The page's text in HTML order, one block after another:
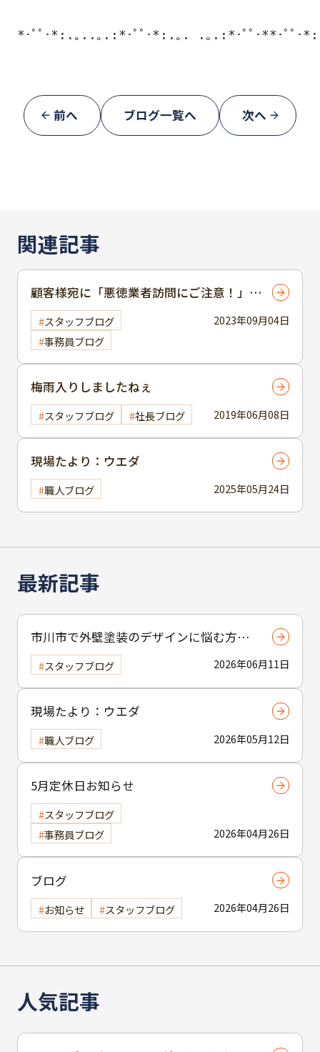
*･ﾟﾟ･*:.｡..｡.:*･ﾟﾟ･*:.｡. .｡.:*･ﾟﾟ･**･ﾟﾟ･
前へ ブログ一覧へ 次へ
最新記事
市川市で外壁塗装のデザインに悩む方へ
｜ 色選びの失敗を防ぐポイント
2026年06月11日
スタッフブログ
現場たより：ウエダ
2026年05月12日
職人ブログ
5月定休日お知らせ
2026年04月26日
スタッフブログ
事務員ブログ
ブログ
2026年04月26日
お知らせ スタッフブログ
人気記事
関連記事
2023年09月04日
顧客様宛に「悪徳業者訪問にご注意！」お
葉書をお送りしました‼
スタッフブログ
事務員ブログ
2019年06月08日
梅雨入りしましたねぇ
スタッフブログ 社長ブログ
2025年05月24日
現場たより：ウエダ
職人ブログ